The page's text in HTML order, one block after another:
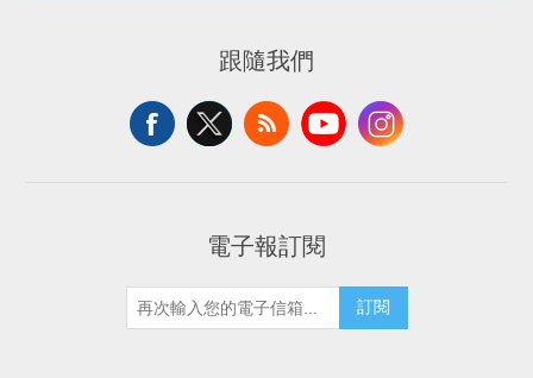
跟隨我們
電子報訂閱
訂閱